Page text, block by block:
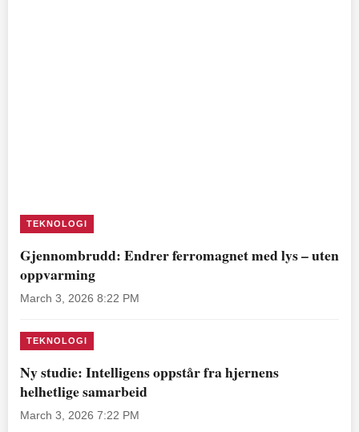
TEKNOLOGI
Gjennombrudd: Endrer ferromagnet med lys – uten
oppvarming
March 3, 2026 8:22 PM
TEKNOLOGI
Ny studie: Intelligens oppstår fra hjernens
helhetlige samarbeid
March 3, 2026 7:22 PM